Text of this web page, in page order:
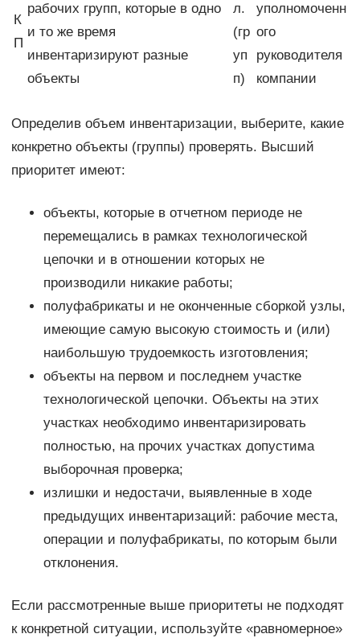
К
П
рабочих групп, которые в одно
и то же время
инвентаризируют разные
объекты
л.
(гр
уп
п)
уполномоченн
ого
руководителя
компании
Определив объем инвентаризации, выберите, какие
конкретно объекты (группы) проверять. Высший
приоритет имеют:
объекты, которые в отчетном периоде не
перемещались в рамках технологической
цепочки и в отношении которых не
производили никакие работы;
полуфабрикаты и не оконченные сборкой узлы,
имеющие самую высокую стоимость и (или)
наибольшую трудоемкость изготовления;
объекты на первом и последнем участке
технологической цепочки. Объекты на этих
участках необходимо инвентаризировать
полностью, на прочих участках допустима
выборочная проверка;
излишки и недостачи, выявленные в ходе
предыдущих инвентаризаций: рабочие места,
операции и полуфабрикаты, по которым были
отклонения.
Если рассмотренные выше приоритеты не подходят
к конкретной ситуации, используйте «равномерное»